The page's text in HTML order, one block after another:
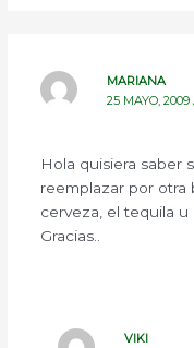
MARIANA
25 MAYO,
Hola quisiera saber
reemplazar por otra
cerveza, el tequila u
Gracias..
VIKI